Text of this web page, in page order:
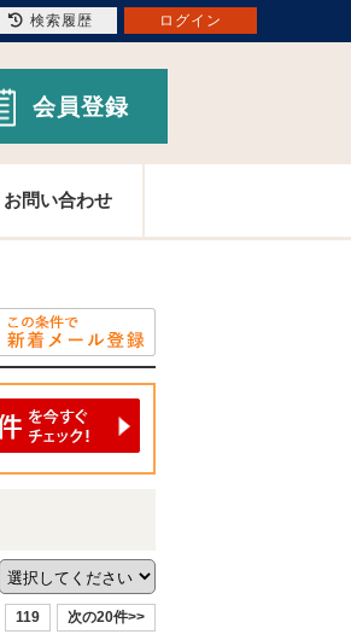
会員登録
お問い合わせ
119 次の20件>>
検索履歴 ログイン